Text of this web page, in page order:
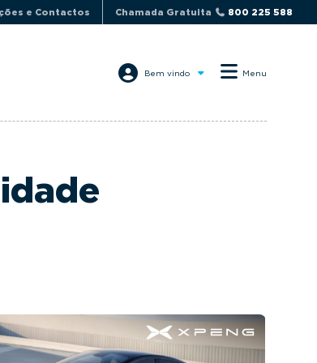
e Contactos Chamada Gratuita 800 225 588
Bem vindo Menu